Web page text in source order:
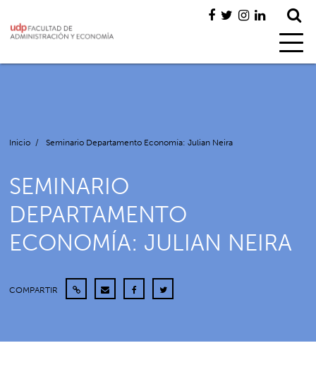
Inicio / Seminario Departamento Economía: Julian Neira
SEMINARIO
DEPARTAMENTO
ECONOMÍA: JULIAN NEIRA
COMPARTIR